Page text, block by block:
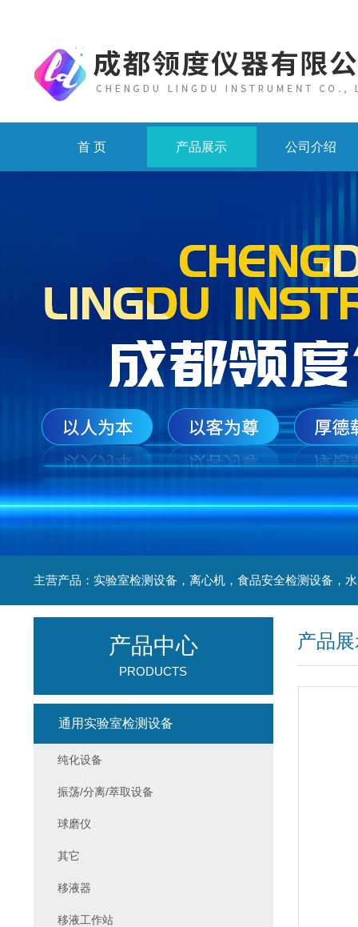
首 页 产品展示 公司介绍
产品
产品中心
PRODUCTS
通用实验室检测设备
纯化设备
振荡/分离/萃取设备
球磨仪
其它
移液器
移液工作站